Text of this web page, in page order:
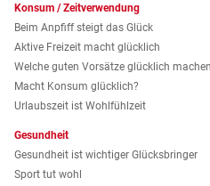
Konsum / Zeitverwendung
Beim Anpfiff steigt das Glück
Aktive Freizeit macht glücklich
Welche guten Vorsätze glücklich machen
Macht Konsum glücklich?
Urlaubszeit ist Wohlfühlzeit
Gesundheit
Gesundheit ist wichtiger Glücksbringer
Sport tut wohl